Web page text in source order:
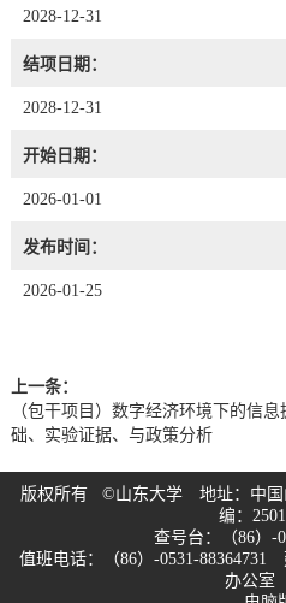
2028-12-31
结项日期：
2028-12-31
开始日期：
2026-01-01
发布时间：
2026-01-25
上一条：
（包干项目）数字经济环境下的信
础、实验证据、与政策分析
版权所有 ©山东大学 地址：中国
编：
查号台：（86）-
值班电话：（86）-0531-
办公